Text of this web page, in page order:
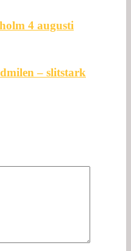
4 augusti
– slitstark